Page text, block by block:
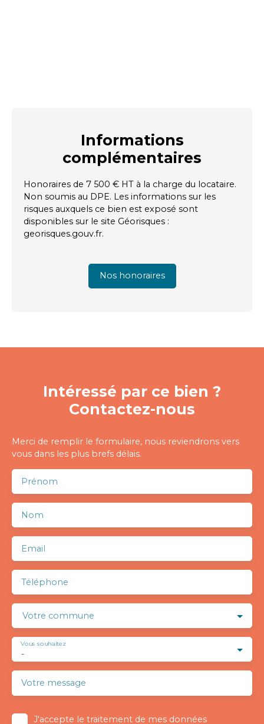
Informations
complémentaires
Honoraires de 7 500 € HT à la charge du locataire.
Non soumis au DPE. Les informations sur les
risques auxquels ce bien est exposé sont
disponibles sur le site Géorisques :
georisques.gouv.fr.
Nos honoraires
Intéressé par ce bien ?
Contactez-nous
Merci de remplir le formulaire, nous reviendrons vers
vous dans les plus brefs délais.
Prénom
Nom
Email
Téléphone
Votre commune
-
Vous souhaitez
Votre message
J'accepte le traitement de mes données